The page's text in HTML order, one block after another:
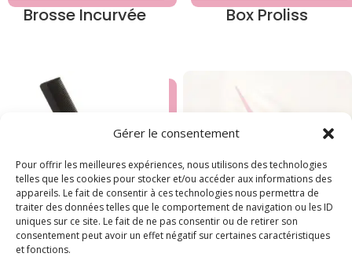
Gérer le consentement
Pour offrir les meilleures expériences, nous utilisons des technologies
telles que les cookies pour stocker et/ou accéder aux informations des
appareils. Le fait de consentir à ces technologies nous permettra de
traiter des données telles que le comportement de navigation ou les ID
uniques sur ce site. Le fait de ne pas consentir ou de retirer son
consentement peut avoir un effet négatif sur certaines caractéristiques
et fonctions.
Brosse Incurvée Box Proliss
Peigne à Queue